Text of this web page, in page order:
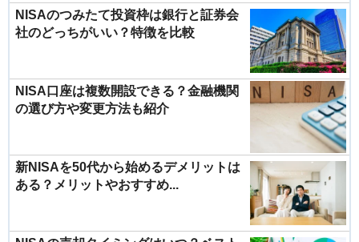
NISAのつみたて投資枠は銀行と証券会
社のどっちがいい？特徴を比較
NISA口座は複数開設できる？金融機関
の選び方や変更方法も紹介
新NISAを50代から始めるデメリットは
ある？メリットやおすすめ...